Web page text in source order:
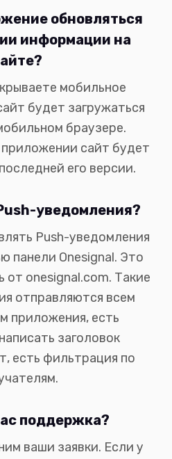
обновляться
информации на
мобильное
будет загружаться
браузере.
сайт будет
его версии.
уведомления?
Push-уведомления
панели Onesignal. Это
от onesignal.com. Такие
отправляются всем
приложения, есть
заголовок
есть фильтрация по
поддержка?
ваши заявки. Если у